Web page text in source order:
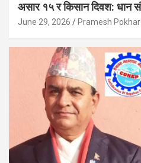
असार १५ र किसान दिवश: धान
June 29, 2026 Pramesh